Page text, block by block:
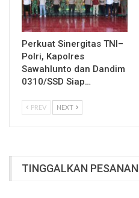
Perkuat Sinergitas TNI–
Polri, Kapolres
Sawahlunto dan Dandim
0310/SSD Siap…
PREV NEXT
TINGGALKAN PESANAN